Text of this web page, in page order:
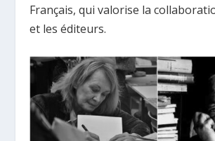
Français, qui valorise la
et les éditeurs.